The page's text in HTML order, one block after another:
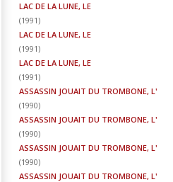
LAC DE LA LUNE, LE
(1991)
LAC DE LA LUNE, LE
(1991)
LAC DE LA LUNE, LE
(1991)
ASSASSIN JOUAIT DU TROMBONE, L'
(1990)
ASSASSIN JOUAIT DU TROMBONE, L'
(1990)
ASSASSIN JOUAIT DU TROMBONE, L'
(1990)
ASSASSIN JOUAIT DU TROMBONE, L'